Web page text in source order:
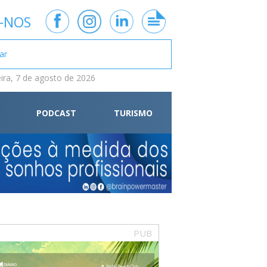
7 de agosto de 2026
PODCAST TURISMO
PUB